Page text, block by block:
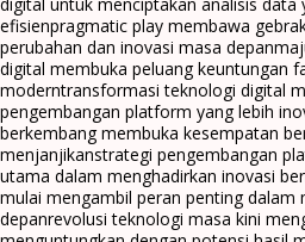
efisienpragmatic play membawa
perubahan dan inovasi masa depan
digital membuka peluang keuntungan
moderntransformasi teknologi digital
pengembangan platform yang lebih
berkembang membuka kesempatan
menjanjikanstrategi pengembangan
utama dalam menghadirkan inovasi
mulai mengambil peran penting
depanrevolusi teknologi masa kini